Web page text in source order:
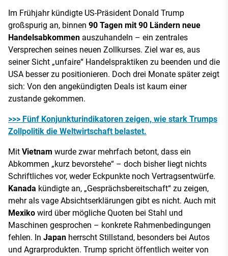
Im Frühjahr kündigte US-Präsident Donald Trump
großspurig an, binnen 90 Tagen mit 90 Ländern neue
Handelsabkommen auszuhandeln – ein zentrales
Versprechen seines neuen Zollkurses. Ziel war es, aus
seiner Sicht „unfaire“ Handelspraktiken zu beenden und die
USA besser zu positionieren. Doch drei Monate später zeigt
sich: Von den angekündigten Deals ist kaum einer
zustande gekommen.
>>> Fünf Konjunkturindikatoren zeigen, wie stark Trumps
Zollpolitik die Weltwirtschaft belastet.
Mit Vietnam wurde zwar mehrfach betont, dass ein
Abkommen „kurz bevorstehe“ – doch bisher liegt nichts
Schriftliches vor, weder Eckpunkte noch Vertragsentwürfe.
Kanada kündigte an, „Gesprächsbereitschaft“ zu zeigen,
mehr als vage Absichtserklärungen gibt es nicht. Auch mit
Mexiko wird über mögliche Quoten bei Stahl und
Maschinen gesprochen – konkrete Rahmenbedingungen
fehlen. In Japan herrscht Stillstand, besonders bei Autos
und Agrarprodukten. Trump spricht öffentlich weiter von